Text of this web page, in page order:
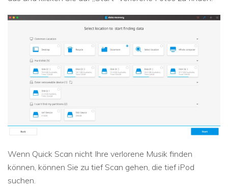
Wenn Quick Scan nicht Ihre verlorene Musik finden
können, können Sie zu tief Scan gehen, die tief iPod
suchen.